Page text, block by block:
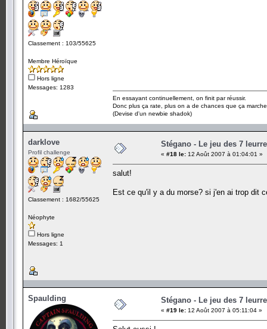
Classement : 103/55625
Membre Héroïque
Hors ligne
Messages: 1283
En essayant continuellement, on finit par réussir.
Donc plus ça rate, plus on a de chances que ça
(Devise d'un newbie shadok)
darklove
Profil challenge
Classement : 1682/55625
Néophyte
Hors ligne
Messages: 1
Stégano - Le jeu des 7
« #18 le: 12 Août 2007 à 01:04:01 »
salut!
Est ce qu'il y a du morse? si j'en ai trop dit
Spaulding Stégano - Le jeu des 7
« #19 le: 12 Août 2007 à 05:11:04 »